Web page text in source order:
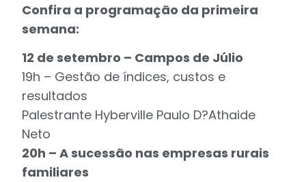
Confira a programação da primeira
semana:
12 de setembro – Campos de Júlio
19h – Gestão de índices, custos e
resultados
Palestrante Hyberville Paulo D?Athaide
Neto
20h – A sucessão nas empresas rurais
familiares